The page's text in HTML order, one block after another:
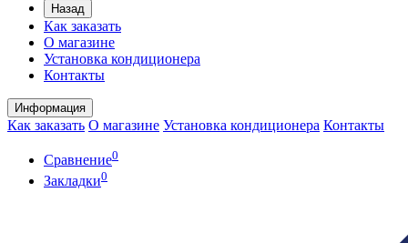
Назад
Как заказать
О магазине
Установка кондиционера
Контакты
Информация
Как заказать О магазине Установка кондиционера Контакты
Сравнение0
Закладки0